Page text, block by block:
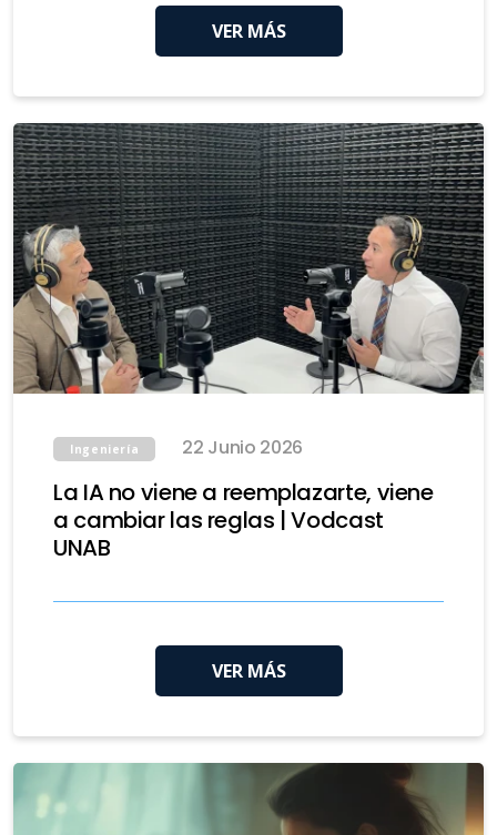
VER MÁS
Ingeniería 22 Junio 2026
La IA no viene a reemplazarte, viene
a cambiar las reglas | Vodcast
UNAB
VER MÁS